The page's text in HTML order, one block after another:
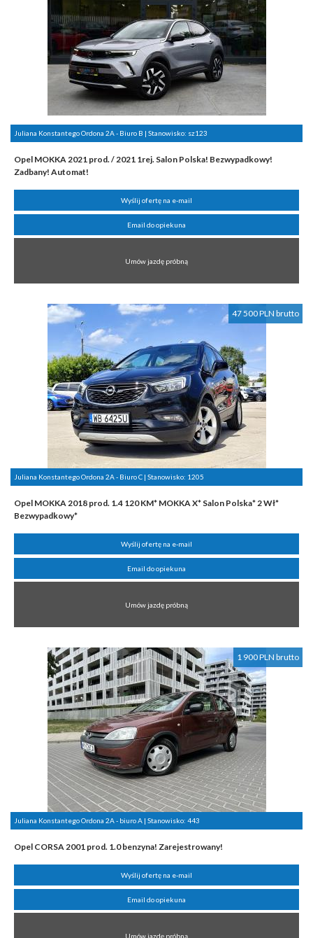
Juliana Konstantego Ordona 2A - Biuro B | Stanowisko: sz123
Opel MOKKA 2021 prod. / 2021 1rej. Salon Polska! Bezwypadkowy!
Zadbany! Automat!
Wyślij ofertę na e-mail
Email do opiekuna
Umów jazdę próbną
47 500 PLN brutto
Juliana Konstantego Ordona 2A - Biuro C | Stanowisko: 1205
Opel MOKKA 2018 prod. 1.4 120 KM* MOKKA X* Salon Polska* 2 Wł*
Bezwypadkowy*
Wyślij ofertę na e-mail
Email do opiekuna
Umów jazdę próbną
1 900 PLN brutto
Juliana Konstantego Ordona 2A - biuro A | Stanowisko: 443
Opel CORSA 2001 prod. 1.0 benzyna! Zarejestrowany!
Wyślij ofertę na e-mail
Email do opiekuna
Umów jazdę próbną